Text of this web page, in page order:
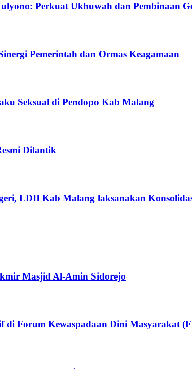
Perkuat Ukhuwah dan Pembinaan
Pemerintah dan Ormas Keagamaan
Seksual di Pendopo Kab Malang
Dilantik
LDII Kab Malang laksanakan
Masjid Al-Amin Sidorejo
Forum Kewaspadaan Dini Masyarakat